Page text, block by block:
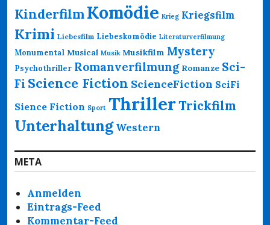
KinderfilmKomödie Krieg Kriegsfilm
Krimi Liebesfilm Liebeskomödie Literaturverfilmung
Monumental Musical Musik Musikfilm Mystery
Psychothriller Romanverfilmung Romanze Sci-
Fi Science Fiction ScienceFiction SciFi
Sience Fiction Sport ThrillerTrickfilm
Unterhaltung Western
META
Anmelden
Eintrags-Feed
Kommentar-Feed